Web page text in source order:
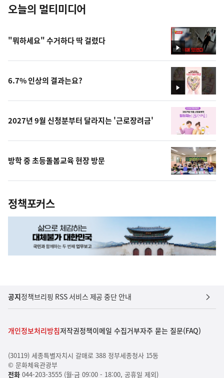
오늘의 멀티미디어
영
상
"뭐하세요" 수거하다 딱 걸렸다
영
상
6.7% 인상의 결과는요?
2027년 9월 신청분부터 달라지는 '근로장려금'
방학 중 초등돌봄교육 현장 방문
정책포커스
공지정책브리핑 RSS 서비스 제공 중단 안내
개인정보처리방침저작권정책이메일 수집거부자주 묻는 질문(FAQ)
(30119) 세종특별자치시 갈매로 388 정부세종청사 15동
© 문화체육관광부
전화044-203-3555 (월-금 09:00 - 18:00, 공휴일 제외)